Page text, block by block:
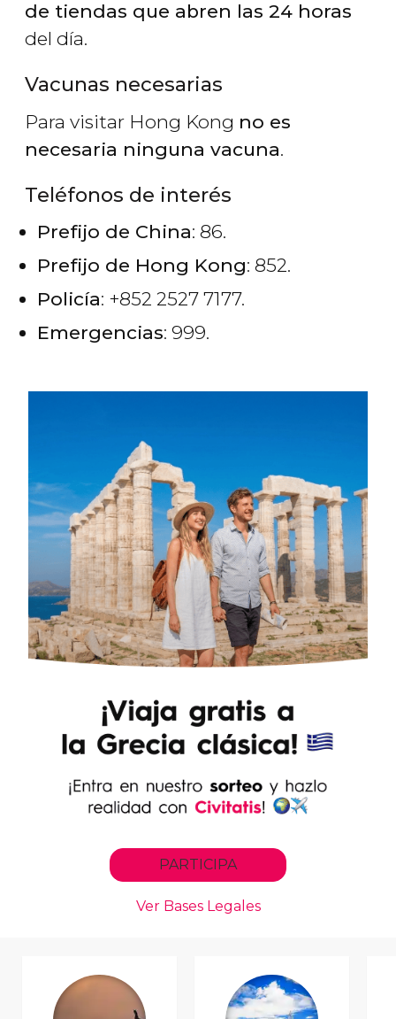
de tiendas que abren las 24 horas
del día.
Vacunas necesarias
Para visitar Hong Kong no es
necesaria ninguna vacuna.
Teléfonos de interés
Prefijo de China: 86.
Prefijo de Hong Kong: 852.
Policía: +852 2527 7177.
Emergencias: 999.